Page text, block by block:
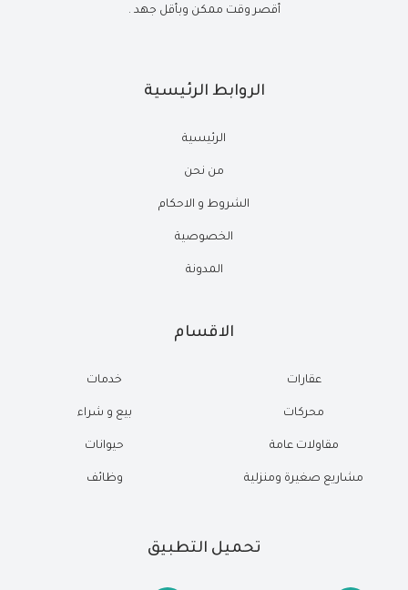
أقصر وقت ممكن وبأقل جهد .
الروابط الرئيسية
الرئيسية
من نحن
الشروط و الاحكام
الخصوصية
المدونة
الاقسام
عقارات
محركات
مقاولات عامة
مشاريع صغيرة ومنزلية
خدمات
بيع و شراء
حيوانات
وظائف
تحميل التطبيق